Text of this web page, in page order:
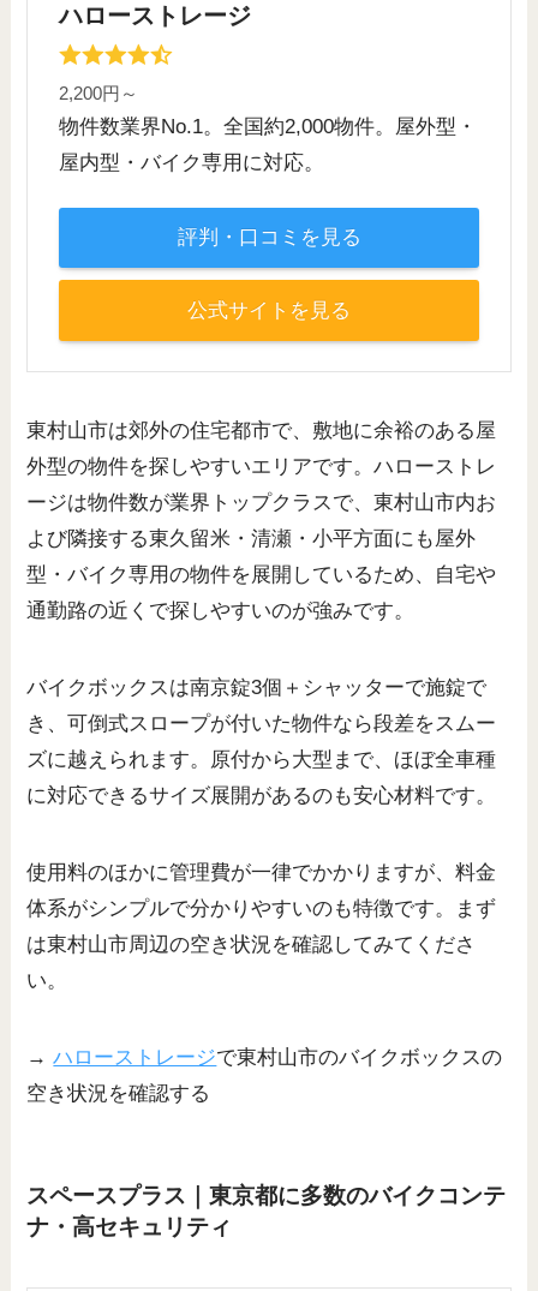
ハローストレージ
2,200円～
物件数業界No.1。全国約2,000物件。屋外型・
屋内型・バイク専用に対応。
評判・口コミを見る
公式サイトを見る
東村山市は郊外の住宅都市で、敷地に余裕のある屋
外型の物件を探しやすいエリアです。ハローストレ
ージは物件数が業界トップクラスで、東村山市内お
よび隣接する東久留米・清瀬・小平方面にも屋外
型・バイク専用の物件を展開しているため、自宅や
通勤路の近くで探しやすいのが強みです。
バイクボックスは南京錠3個＋シャッターで施錠で
き、可倒式スロープが付いた物件なら段差をスムー
ズに越えられます。原付から大型まで、ほぼ全車種
に対応できるサイズ展開があるのも安心材料です。
使用料のほかに管理費が一律でかかりますが、料金
体系がシンプルで分かりやすいのも特徴です。まず
は東村山市周辺の空き状況を確認してみてくださ
い。
→ハローストレージで東村山市のバイクボックスの
空き状況を確認する
スペースプラス｜東京都に多数のバイクコンテ
ナ・高セキュリティ